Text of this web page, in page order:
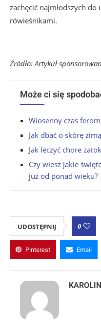
zachęcić najmłodszych
rówieśnikami.
Źródło: Artykuł
Może ci się
Wiosenny czas
Jak dbać o skórę
Jak leczyć chore
Czy wiesz jakie
już od ponad wieku?
UDOSTĘPNIJ 0
Pinterest Email